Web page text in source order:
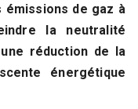
émissions de gaz à
la neutralité
réduction de la
énergétique